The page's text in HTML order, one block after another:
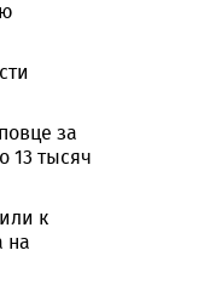
за
13 тысяч
к
на